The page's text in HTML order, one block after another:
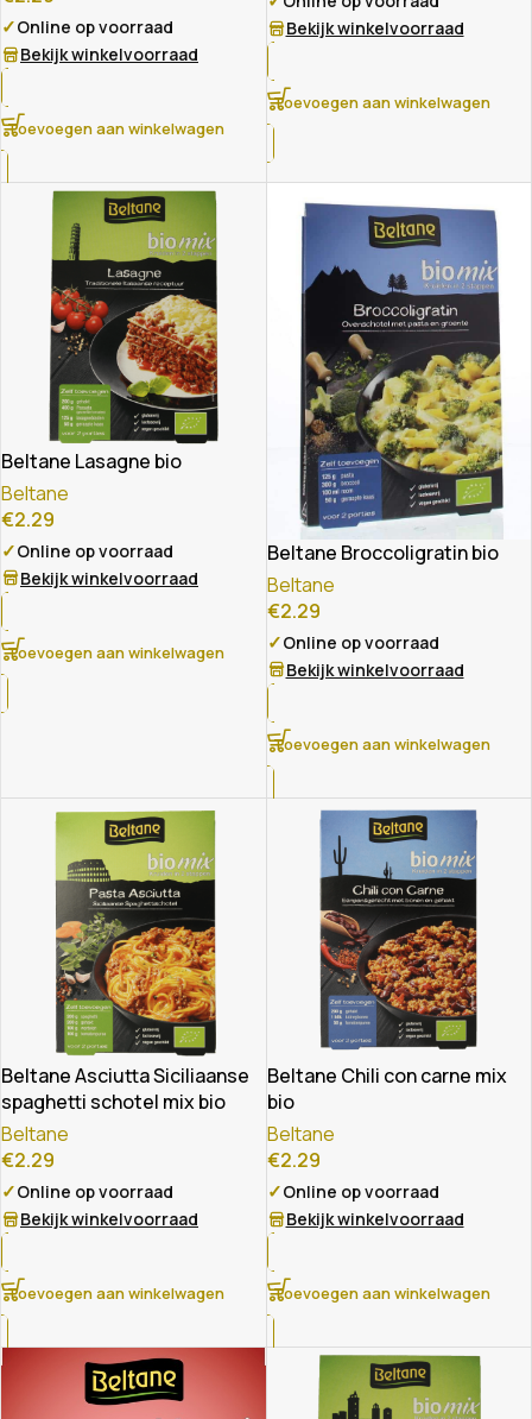
✓Online op voorraad
Bekijk winkelvoorraad
Toevoegen aan winkelwagen
Bekijk winkelvoorraad
Toevoegen aan winkelwagen
Beltane Lasagne bio
Beltane
€2.29
✓Online op voorraad
Bekijk winkelvoorraad
Toevoegen aan winkelwagen
Beltane Broccoligratin bio
Beltane
€2.29
✓Online op voorraad
Bekijk winkelvoorraad
Toevoegen aan winkelwagen
Beltane Asciutta Siciliaanse
spaghetti schotel mix bio
Beltane
€2.29
✓Online op voorraad
Bekijk winkelvoorraad
Toevoegen aan winkelwagen
Beltane Chili con carne mix
bio
Beltane
€2.29
✓Online op voorraad
Bekijk winkelvoorraad
Toevoegen aan winkelwagen